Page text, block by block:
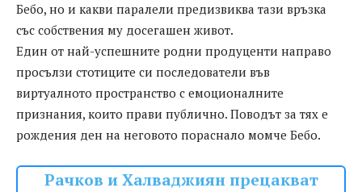
Бебо, но и какви паралели предизвиква тази връзка
със собствения му досегашен живот.
Един от най-успешните родни продуценти направо
просълзи стотиците си последователи във
виртуалното пространство с емоционалните
признания, които прави публично. Поводът за тях е
рождения ден на неговото пораснало момче Бебо.
Рачков и Халваджиян прецакват